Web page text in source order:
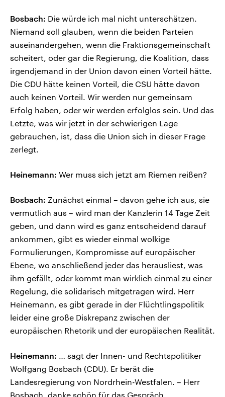
Bosbach: Die würde ich mal nicht unterschätzen.
Niemand soll glauben, wenn die beiden Parteien
auseinandergehen, wenn die Fraktionsgemeinschaft
scheitert, oder gar die Regierung, die Koalition, dass
irgendjemand in der Union davon einen Vorteil hätte.
Die CDU hätte keinen Vorteil, die CSU hätte davon
auch keinen Vorteil. Wir werden nur gemeinsam
Erfolg haben, oder wir werden erfolglos sein. Und das
Letzte, was wir jetzt in der schwierigen Lage
gebrauchen, ist, dass die Union sich in dieser Frage
zerlegt.
Heinemann: Wer muss sich jetzt am Riemen reißen?
Bosbach: Zunächst einmal – davon gehe ich aus, sie
vermutlich aus – wird man der Kanzlerin 14 Tage Zeit
geben, und dann wird es ganz entscheidend darauf
ankommen, gibt es wieder einmal wolkige
Formulierungen, Kompromisse auf europäischer
Ebene, wo anschließend jeder das herausliest, was
ihm gefällt, oder kommt man wirklich einmal zu einer
Regelung, die solidarisch mitgetragen wird. Herr
Heinemann, es gibt gerade in der Flüchtlingspolitik
leider eine große Diskrepanz zwischen der
europäischen Rhetorik und der europäischen Realität.
Heinemann: … sagt der Innen- und Rechtspolitiker
Wolfgang Bosbach (CDU). Er berät die
Landesregierung von Nordrhein-Westfalen. – Herr
Bosbach, danke schön für das Gespräch.